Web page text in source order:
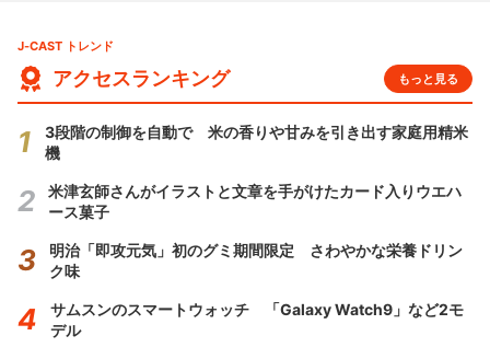
J-CAST トレンド
アクセスランキング もっと見る
3段階の制御を自動で 米の香りや甘みを引き出す家庭用精米
機
米津玄師さんがイラストと文章を手がけたカード入りウエハ
ース菓子
明治「即攻元気」初のグミ期間限定 さわやかな栄養ドリン
ク味
サムスンのスマートウォッチ 「Galaxy Watch9」など2モ
デル